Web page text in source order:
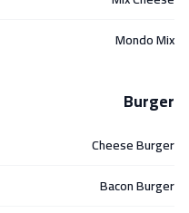
Mondo Mix
Burger
Cheese Burger
Bacon Burger